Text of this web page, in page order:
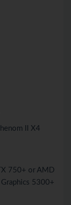
II X4
750+ or AMD
5300+